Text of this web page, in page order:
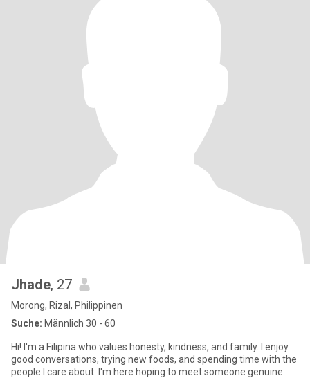
Jhade, 27
Morong, Rizal, Philippinen
Suche: Männlich 30 - 60
Hi! I'm a Filipina who values honesty, kindness, and family. I enjoy
good conversations, trying new foods, and spending time with the
people I care about. I'm here hoping to meet someone genuine